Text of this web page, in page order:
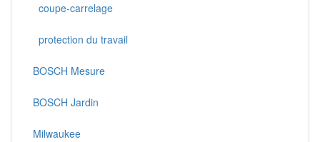
coupe-carrelage
protection du travail
BOSCH Mesure
BOSCH Jardin
Milwaukee